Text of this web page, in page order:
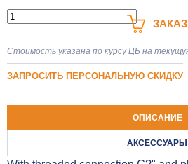
Стоимость указана по курсу ЦБ на
ЗАПРОСИТЬ ПЕРСОНАЛЬНУЮ СКИДКУ
ОПИСАНИЕ
АКСЕССУАРЫ